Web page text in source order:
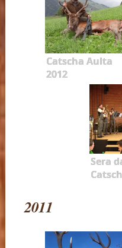
Catscha Aulta
2012
Sera
2011